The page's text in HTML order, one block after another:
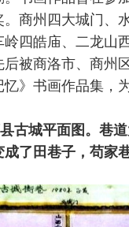
商州四大城门、
四皓庙、二龙山
被商洛市、商州
》书画作品集，
城平面图。巷道
了田巷子，苟家